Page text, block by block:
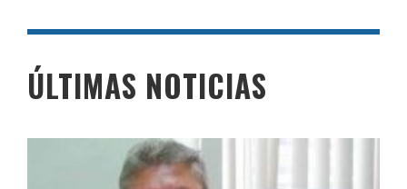
ÚLTIMAS NOTICIAS